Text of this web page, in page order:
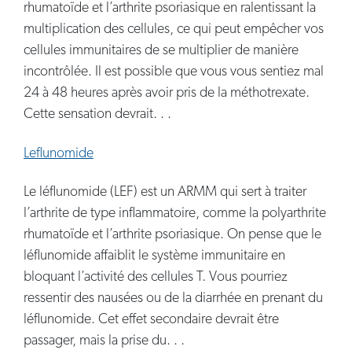
rhumatoïde et l’arthrite psoriasique en ralentissant la
multiplication des cellules, ce qui peut empêcher vos
cellules immunitaires de se multiplier de manière
incontrôlée. Il est possible que vous vous sentiez mal
24 à 48 heures après avoir pris de la méthotrexate.
Cette sensation devrait. . .
Leflunomide
Le léflunomide (LEF) est un ARMM qui sert à traiter
l’arthrite de type inflammatoire, comme la polyarthrite
rhumatoïde et l’arthrite psoriasique. On pense que le
léflunomide affaiblit le système immunitaire en
bloquant l’activité des cellules T. Vous pourriez
ressentir des nausées ou de la diarrhée en prenant du
léflunomide. Cet effet secondaire devrait être
passager, mais la prise du. . .